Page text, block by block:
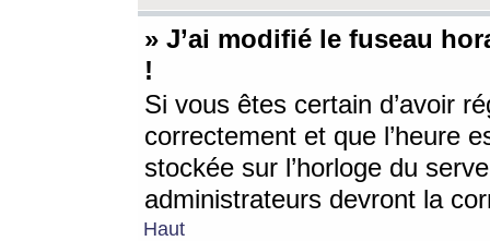
» J’ai modifié le fuseau
!
Si vous êtes certain d’avoir
correctement et que l’heure
stockée sur l’horloge du
administrateurs devront la
Haut